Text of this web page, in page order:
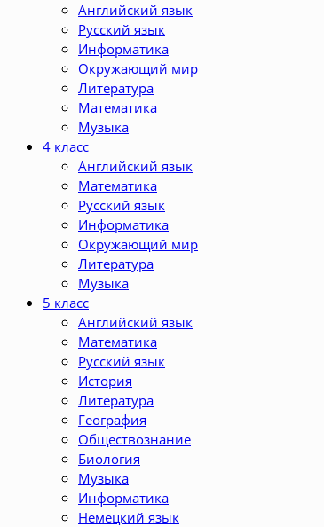
Английский язык
Русский язык
Информатика
Окружающий мир
Литература
Математика
Музыка
4 класс
Английский язык
Математика
Русский язык
Информатика
Окружающий мир
Литература
Музыка
5 класс
Английский язык
Математика
Русский язык
История
Литература
География
Обществознание
Биология
Музыка
Информатика
Немецкий язык